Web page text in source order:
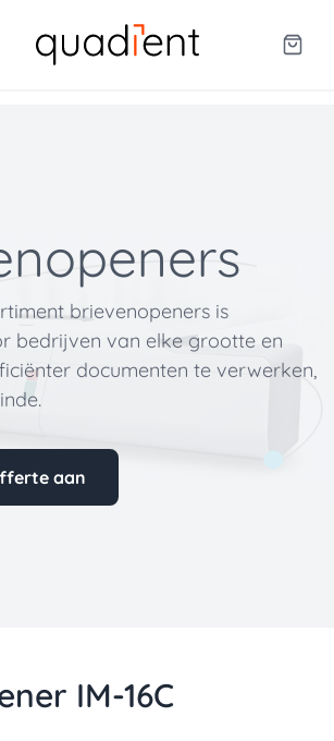
brievenopeners is
bedrijven van elke grootte en
documenten te verwerken,
aan
IM-16C